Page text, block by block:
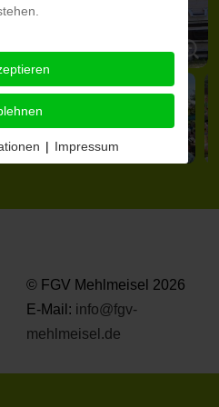
© FGV Mehlmeisel 2026
E-Mail: info@fgv-
mehlmeisel.de
| Impressum